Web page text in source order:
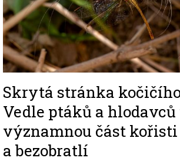
Skrytá stránka
Vedle ptáků a
významnou část
a bezobratlí